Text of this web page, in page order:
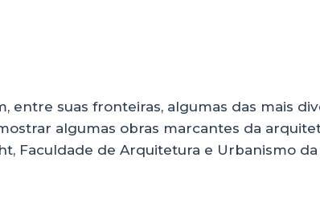
entre suas fronteiras, algumas das mais
algumas obras marcantes da
Faculdade de Arquitetura e Urbanismo da